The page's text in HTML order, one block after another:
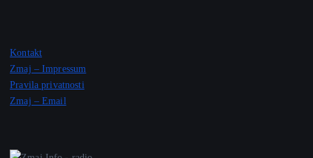
Kontakt
Zmaj – Impressum
Pravila privatnosti
Zmaj – Email